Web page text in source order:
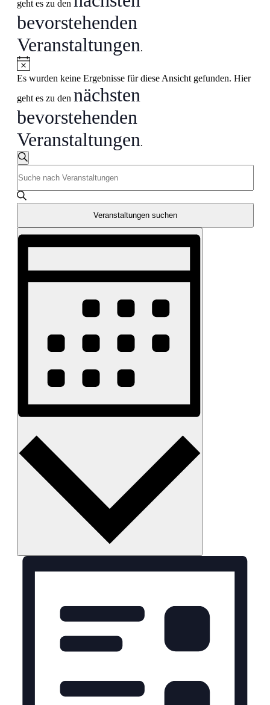
geht es zu den
bevorstehenden
Veranstaltungen.
Hinweis
Es wurden keine Ergebnisse für diese Ansicht gefunden. Hier
geht es zu den nächsten
bevorstehenden
Veranstaltungen.
Veranstaltungen
Suche
und
Ansichten,
Navigation
Suche
Schlüsselwort
eingeben.
Suche
Veranstaltungen
Schlüsselwort.
Veranstaltungen suchen
Veranstaltung
Ansichten-